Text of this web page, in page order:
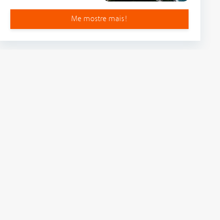
Me mostre mais!